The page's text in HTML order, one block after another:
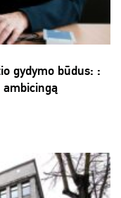
gydymo būdus: :